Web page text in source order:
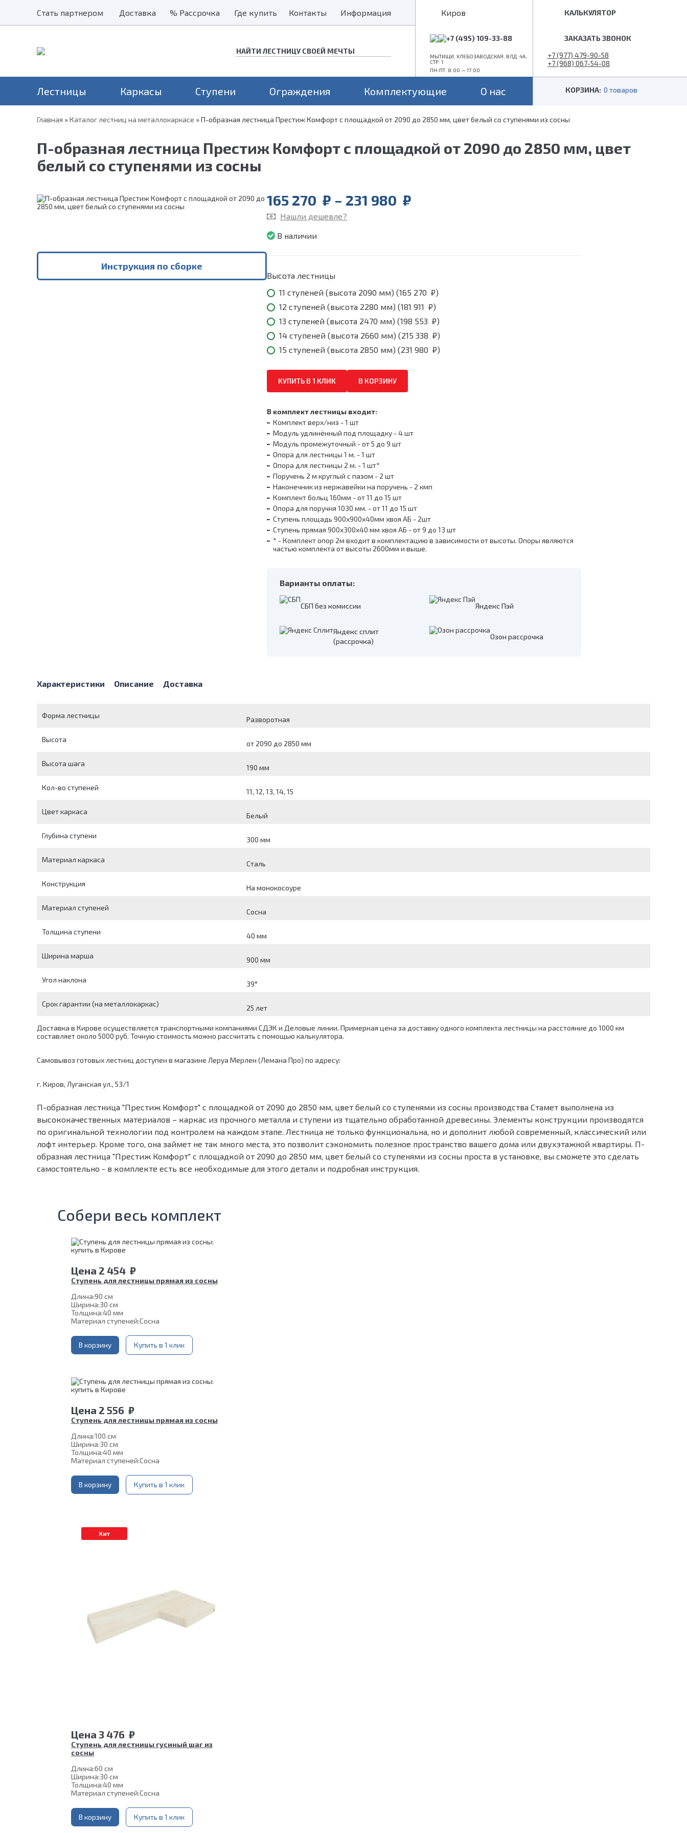
Стать партнером
Стать партнером Доставка
Доставка % Рассрочка
% Рассрочка Где купить
Где купить Контакты
Контакты Информация
Информация Киров КАЛЬКУЛЯТОР
+7 (495) 109-33-88
МЫТИЩИ, ХЛЕБОЗАВОДСКАЯ, ВЛД. 4А,
СТР. 1
ПН-ПТ: 8:00 — 17:00
ЗАКАЗАТЬ ЗВОНОК
+7 (977) 479-90-58
+7 (968) 067-54-08
info@superlestnica.com
Лестницы
Серия Престиж
Серия Элегант
Серия Престиж Мини
Лестницы на второй этаж
В дом
На дачу
Уличные лестницы
На монокосоуре
На 2 косоурах
Прямые лестницы
Г-образные
Для средних проемов
Для больших проемов
Черные
Белые
Классические
Каркасы Ступени Ограждения
Перила и поручни
Металлические ограждения
Комплектующие О нас КОРЗИНА: 0 товаров
Главная »Каталог лестниц на металлокаркасе »П-образная лестница Престиж Комфорт с площадкой от 2090 до 2850 мм, цвет белый со ступенями из сосны
П-образная лестница Престиж Комфорт с площадкой от 2090 до 2850 мм, цвет
белый со ступенями из сосны
Инструкция по сборке
165 270 ₽ – 231 980 ₽
₽
Нашли дешевле?
В наличии
Высота лестницы
11 ступеней (высота 2090 мм) (165 270 ₽)
12 ступеней (высота 2280 мм) (181 911 ₽)
13 ступеней (высота 2470 мм) (198 553 ₽)
14 ступеней (высота 2660 мм) (215 338 ₽)
15 ступеней (высота 2850 мм) (231 980 ₽)
КУПИТЬ В 1 КЛИК В КОРЗИНУ
В комплект лестницы входит:
Комплект верх/низ - 1 шт
Модуль удлинённый под площадку - 4 шт
Модуль промежуточный - от 5 до 9 шт
Опора для лестницы 1 м. - 1 шт
Опора для лестницы 2 м. - 1 шт*
Поручень 2 м круглый с пазом - 2 шт
Наконечник из нержавейки на поручень - 2 кмп
Комплект больц 160мм - от 11 до 15 шт
Опора для поручня 1030 мм. - от 11 до 15 шт
Ступень площадь 900х900х40мм хвоя АБ - 2шт
Ступень прямая 900х300х40 мм хвоя АБ - от 9 до 13 шт
* - Комплект опор 2м входит в комплектацию в зависимости от высоты. Опоры являются
частью комплекта от высоты 2600мм и выше.
Варианты оплаты:
СБП без комиссии Яндекс Пэй
Яндекс сплит
(рассрочка)
Озон рассрочка
Характеристики Описание Доставка
Форма лестницы Разворотная
Высота от 2090 до 2850 мм
Высота шага 190 мм
Кол-во ступеней 11, 12, 13, 14, 15
Цвет каркаса Белый
Глубина ступени 300 мм
Материал каркаса Сталь
Конструкция На монокосоуре
Материал ступеней Сосна
Толщина ступени 40 мм
Ширина марша 900 мм
Угол наклона 39°
Срок гарантии (на металлокаркас) 25 лет
Доставка в Кирове осуществляется транспортными компаниями СДЭК и Деловые линии. Примерная цена за доставку одного комплекта лестницы на расстояние до 1000 км
составляет около 5000 руб. Точную стоимость можно рассчитать с помощью калькулятора.
Самовывоз готовых лестниц доступен в магазине Леруа Мерлен (Лемана Про) по адресу:
г. Киров, Луганская ул., 53/1
П-образная лестница "Престиж Комфорт" с площадкой от 2090 до 2850 мм, цвет белый со ступенями из сосны производства Стамет выполнена из
высококачественных материалов – каркас из прочного металла и ступени из тщательно обработанной древесины. Элементы конструкции производятся
по оригинальной технологии под контролем на каждом этапе. Лестница не только функциональна, но и дополнит любой современный, классический или
лофт интерьер. Кроме того, она займет не так много места, это позволит сэкономить полезное пространство вашего дома или двухэтажной квартиры. П-
образная лестница "Престиж Комфорт" с площадкой от 2090 до 2850 мм, цвет белый со ступенями из сосны проста в установке, вы сможете это сделать
самостоятельно - в комплекте есть все необходимые для этого детали и подробная инструкция.
Собери весь комплект
Цена 2 454 ₽
Ступень для лестницы прямая из сосны
Длина:90 см
Ширина:30 см
Толщина:40 мм
Материал ступеней:Сосна
В корзину Купить в 1 клик
Цена 2 556 ₽
Ступень для лестницы прямая из сосны
Длина:100 см
Ширина:30 см
Толщина:40 мм
Материал ступеней:Сосна
В корзину Купить в 1 клик
Хит
Цена 3 476 ₽
Ступень для лестницы гусиный шаг из
сосны
Длина:60 см
Ширина:30 см
Толщина:40 мм
Материал ступеней:Сосна
В корзину Купить в 1 клик